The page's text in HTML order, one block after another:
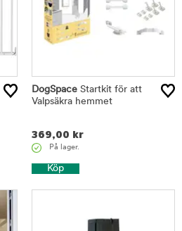
DogSpace Startkit för att
Valpsäkra hemmet
369,00 kr
På lager.
Köp